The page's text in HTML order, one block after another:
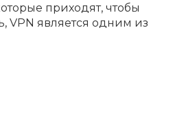
приходят, чтобы
VPN является одним из